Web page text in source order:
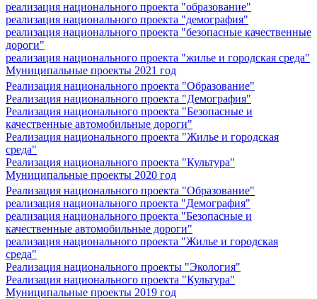
реализация национального проекта "образование"
реализация национального проекта "демография"
реализация национального проекта "безопасные качественные
дороги"
реализация национального проекта "жилье и городская среда"
Муниципальные проекты 2021 год
Реализация национального проекта "Образование"
Реализация национального проекта "Демография"
Реализация национального проекта "Безопасные и
качественные автомобильные дороги"
Реализация национального проекта "Жилье и городская
среда"
Реализация национального проекта "Культура"
Муниципальные проекты 2020 год
Реализация национального проекта "Образование"
реализация национального проекта "Демография"
реализация национального проекта "Безопасные и
качественные автомобильные дороги"
реализация национального проекта "Жилье и городская
среда"
Реализация национального проекты "Экология"
Реализация национального проекта "Культура"
Муниципальные проекты 2019 год